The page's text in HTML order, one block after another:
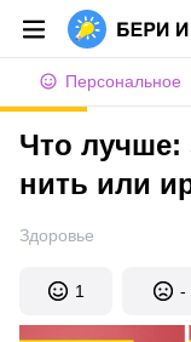
Персональное
Что лучше:
нить или
Здоровье
1 -